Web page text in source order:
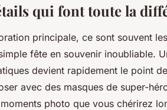
qui font toute la
principale, ce sont souvent les
fête en souvenir inoubliable.
devient rapidement le point
avec des masques de super-
photo que vous chérirez